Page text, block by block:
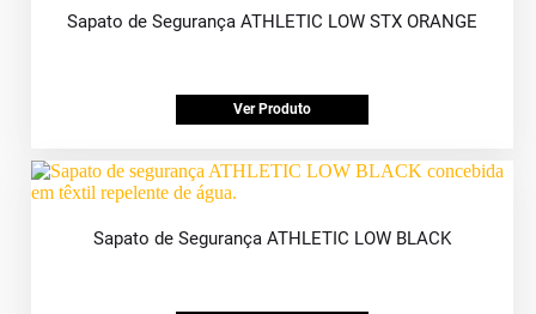
Sapato de Segurança ATHLETIC LOW STX ORANGE
Ver Produto
Sapato de Segurança ATHLETIC LOW BLACK